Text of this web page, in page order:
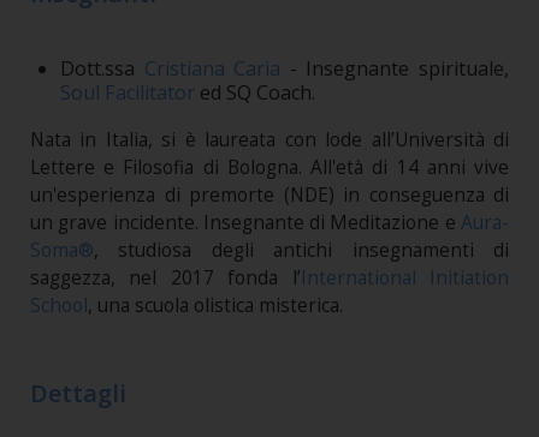
Dott.ssa Cristiana Caria - Insegnante spirituale,
Soul Facilitator ed SQ Coach.
Nata in Italia, si è laureata con lode all’Università di
Lettere e Filosofia di Bologna. All'età di 14 anni vive
un'esperienza di premorte (NDE) in conseguenza di
un grave incidente. Insegnante di Meditazione e Aura-
Soma®, studiosa degli antichi insegnamenti di
saggezza, nel 2017 fonda l’International Initiation
School, una scuola olistica misterica.
Dettagli